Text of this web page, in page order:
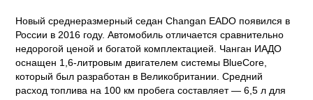
Новый среднеразмерный седан Changan EADO появился в
России в 2016 году. Автомобиль отличается сравнительно
недорогой ценой и богатой комплектацией. Чанган ИАДО
оснащен 1,6-литровым двигателем системы BlueCore,
который был разработан в Великобритании. Средний
расход топлива на 100 км пробега составляет — 6,5 л для